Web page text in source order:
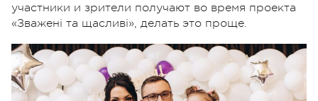
участники и зрители получают во время проекта
«Зважені та щасливі», делать это проще.